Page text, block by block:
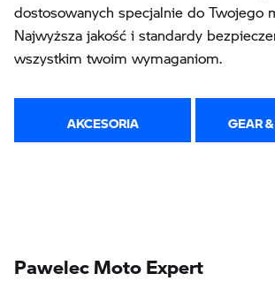
dostosowanych specjalnie do Twojego
Najwyższa jakość i standardy
wszystkim twoim wymaganiom.
AKCESORIA GEAR
Pawelec Moto Expert